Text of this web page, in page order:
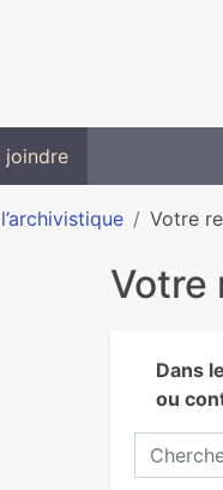
joindre
Votre
Votre
Dans
ou